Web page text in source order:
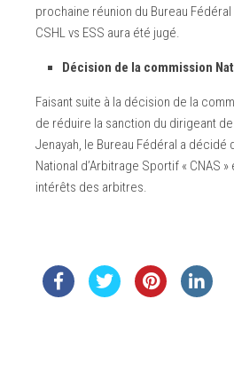
prochaine réunion du Bureau
CSHL vs ESS aura été jugé.
Décision de la commission
Faisant suite à la décision de la
de réduire la sanction du dirigeant de
Jenayah, le Bureau Fédéral a décidé
National d’Arbitrage Sportif « CNAS
intérêts des arbitres.